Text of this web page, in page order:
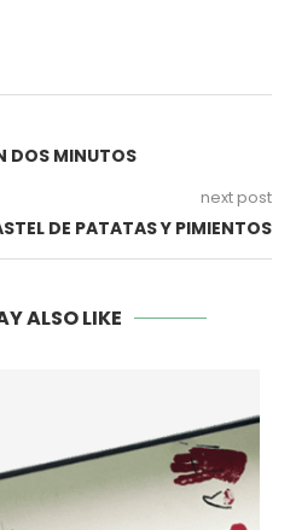
DOS MINUTOS
next post
DE PATATAS Y PIMIENTOS
ALSO LIKE